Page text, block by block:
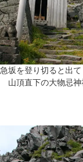
急坂を登り切ると出て
山頂直下の大物忌神